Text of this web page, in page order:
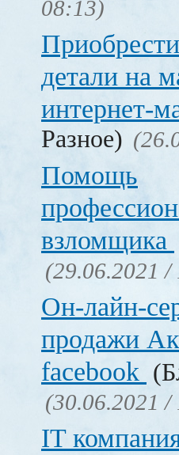
08:13)
детали на
интернет-
Разное)
Помощь
взломщика
(29.06.2021 /
Он-лайн-
продажи
facebook
(30.06.2021 /
IT